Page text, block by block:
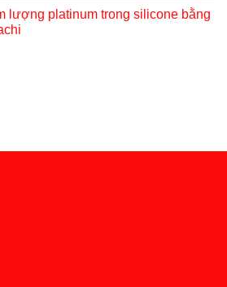
lượng platinum trong silicone bằng